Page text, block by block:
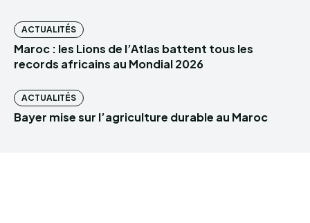
ACTUALITÉS
Maroc : les Lions de l’Atlas battent tous les
records africains au Mondial 2026
ACTUALITÉS
Bayer mise sur l’agriculture durable au Maroc